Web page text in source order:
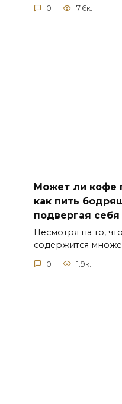
0 7.6к.
Может ли кофе
как пить
подвергая себя
Несмотря на то,
содержится
0 1.9к.